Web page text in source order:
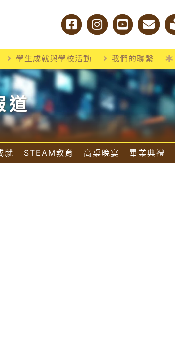
學生成就與學校活動 我們的聯繫
道
就 STEAM教育 高桌晚宴 畢業典禮